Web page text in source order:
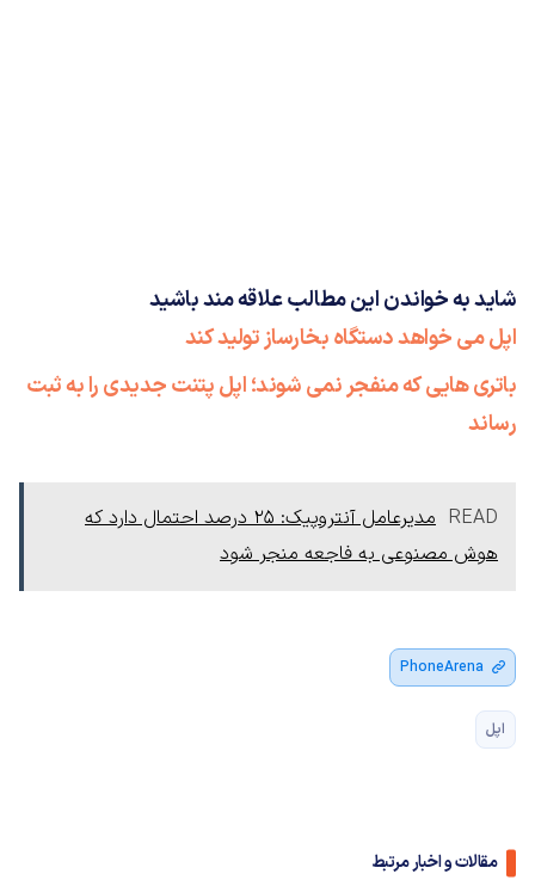
شاید به خواندن این مطالب علاقه مند باشید
اپل می خواهد دستگاه بخارساز تولید کند
باتری هایی که منفجر نمی شوند؛ اپل پتنت جدیدی را به ثبت
رساند
READ
مدیرعامل آنتروپیک: ۲۵ درصد احتمال دارد که
هوش مصنوعی به فاجعه منجر شود
PhoneArena
اپل
مقالات و اخبار مرتبط